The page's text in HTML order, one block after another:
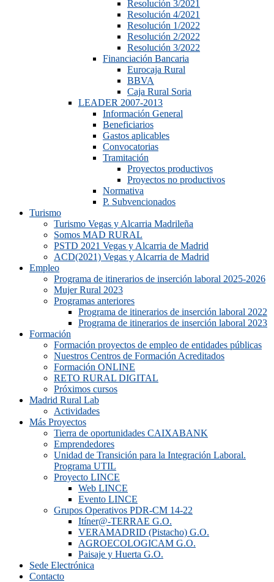
Resolución 3/2021
Resolución 4/2021
Resolución 1/2022
Resolución 2/2022
Resolución 3/2022
Financiación Bancaria
Eurocaja Rural
BBVA
Caja Rural Soria
LEADER 2007-2013
Información General
Beneficiarios
Gastos aplicables
Convocatorias
Tramitación
Proyectos productivos
Proyectos no productivos
Normativa
P. Subvencionados
Turismo
Turismo Vegas y Alcarria Madrileña
Somos MAD RURAL
PSTD 2021 Vegas y Alcarria de Madrid
ACD(2021) Vegas y Alcarria de Madrid
Empleo
Programa de itinerarios de inserción laboral 2025-2026
Mujer Rural 2023
Programas anteriores
Programa de itinerarios de inserción laboral 2022
Programa de itinerarios de inserción laboral 2023
Formación
Formación proyectos de empleo de entidades públicas
Nuestros Centros de Formación Acreditados
Formación ONLINE
RETO RURAL DIGITAL
Próximos cursos
Madrid Rural Lab
Actividades
Más Proyectos
Tierra de oportunidades CAIXABANK
Emprendedores
Unidad de Transición para la Integración Laboral.
Programa UTIL
Proyecto LINCE
Web LINCE
Evento LINCE
Grupos Operativos PDR-CM 14-22
Itíner@-TERRAE G.O.
VERAMADRID (Pistacho) G.O.
AGROECOLOGICAM G.O.
Paisaje y Huerta G.O.
Sede Electrónica
Contacto